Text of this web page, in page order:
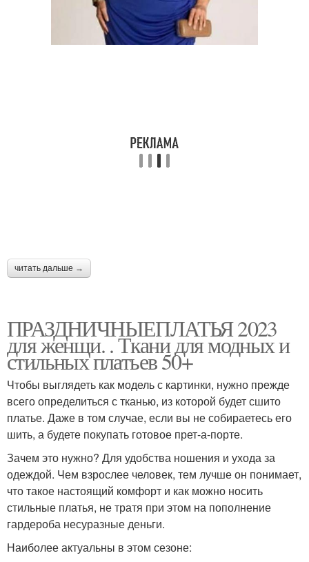
читать дальше →
ПРАЗДНИЧНЫЕПЛАТЬЯ 2023
для женщи. . Ткани для модных и
стильных платьев 50+
Чтобы выглядеть как модель с картинки, нужно прежде
всего определиться с тканью, из которой будет сшито
платье. Даже в том случае, если вы не собираетесь его
шить, а будете покупать готовое прет-а-порте.
Зачем это нужно? Для удобства ношения и ухода за
одеждой. Чем взрослее человек, тем лучше он понимает,
что такое настоящий комфорт и как можно носить
стильные платья, не тратя при этом на пополнение
гардероба несуразные деньги.
Наиболее актуальны в этом сезоне: